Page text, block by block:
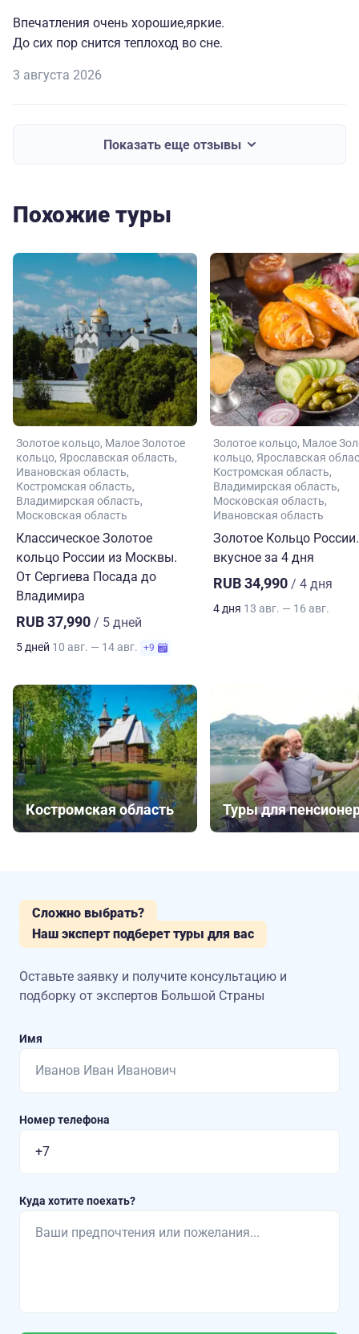
Впечатления очень хорошие,яркие.
До сих пор снится теплоход во сне.
3 августа 2026
Показать еще отзывы
Похожие туры
Золотое кольцо Малое Золотое
кольцо Ярославская область
Ивановская область
Костромская область
Владимирская область
Московская область
Классическое Золотое
кольцо России из Москвы.
От Сергиева Посада до
Владимира
RUB 37,990 / 5 дней
5 дней 10 авг. — 14 авг. +9
Золотое кольцо Малое
кольцо Ярославская
Костромская область
Владимирская область
Московская область
Ивановская область
Золотое Кольцо
вкусное за 4 дня
RUB 34,990 / 4 дня
4 дня 13 авг. — 16 авг.
Костромская область Туры для
Сложно выбрать?
Наш эксперт подберет туры для вас
Оставьте заявку и получите консультацию и
подборку от экспертов Большой Страны
Имя
Номер телефона
Куда хотите поехать?